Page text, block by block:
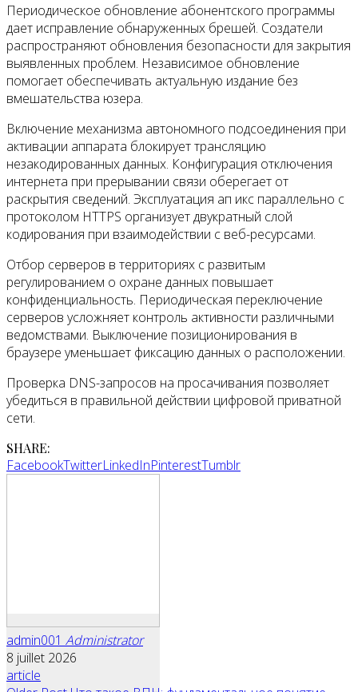
Периодическое обновление абонентского программы
дает исправление обнаруженных брешей. Создатели
распространяют обновления безопасности для закрытия
выявленных проблем. Независимое обновление
помогает обеспечивать актуальную издание без
вмешательства юзера.
Включение механизма автономного подсоединения при
активации аппарата блокирует трансляцию
незакодированных данных. Конфигурация отключения
интернета при прерывании связи оберегает от
раскрытия сведений. Эксплуатация ап икс параллельно с
протоколом HTTPS организует двукратный слой
кодирования при взаимодействии с веб-ресурсами.
Отбор серверов в территориях с развитым
регулированием о охране данных повышает
конфиденциальность. Периодическая переключение
серверов усложняет контроль активности различными
ведомствами. Выключение позиционирования в
браузере уменьшает фиксацию данных о расположении.
Проверка DNS-запросов на просачивания позволяет
убедиться в правильной действии цифровой приватной
сети.
SHARE:
FacebookTwitterLinkedInPinterestTumblr
admin001 Administrator
8 juillet 2026
article